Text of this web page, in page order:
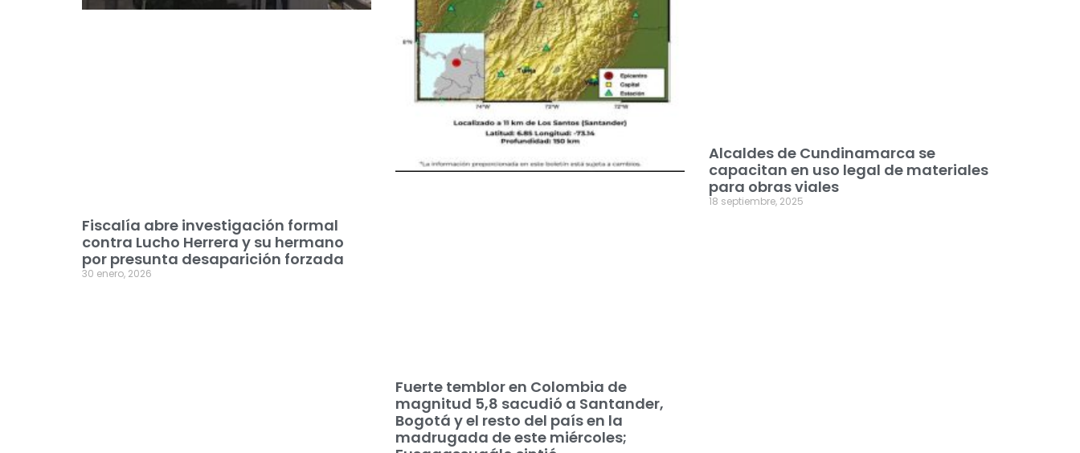
Fiscalía abre investigación formal
contra Lucho Herrera y su hermano
por presunta desaparición forzada
30 enero, 2026
Fuerte temblor en Colombia de
magnitud 5,8 sacudió a Santander,
Bogotá y el resto del país en la
madrugada de este miércoles;
Alcaldes de Cundinamarca se
capacitan en uso legal de materiales
para obras viales
18 septiembre, 2025